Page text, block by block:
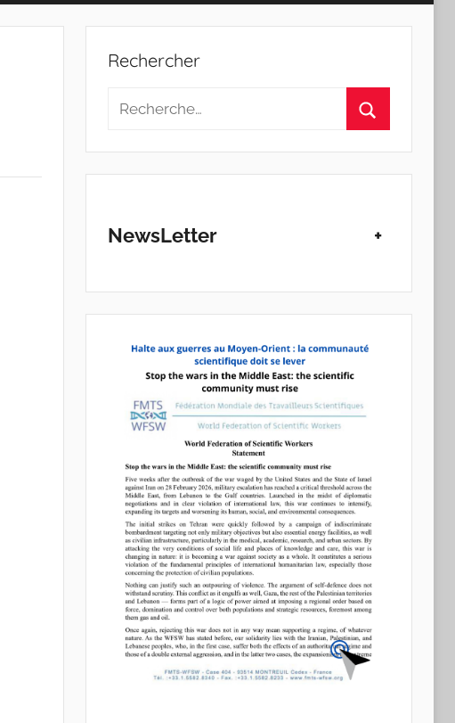
Rechercher
Recherche
:
NewsLetter +